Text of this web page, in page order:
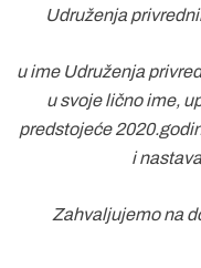
Udruženja
u ime Udruženja
u svoje lično ime,
predstojeće
i
Zahvaljujemo na